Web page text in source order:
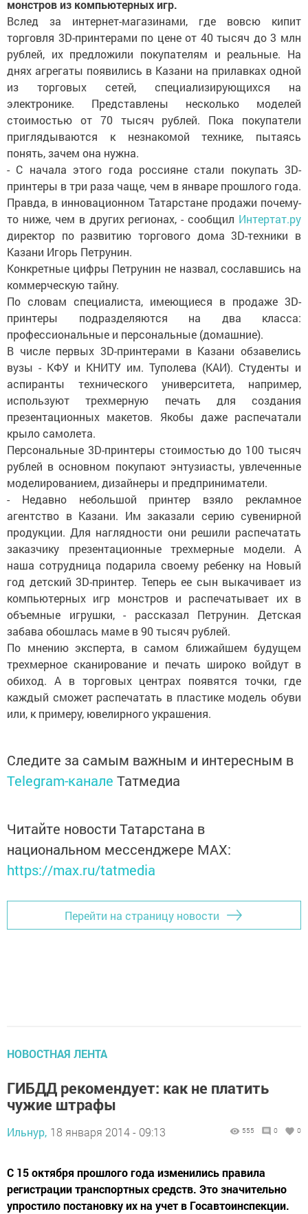
монстров из компьютерных игр.
Вслед за интернет-магазинами, где вовсю кипит
торговля 3D-принтерами по цене от 40 тысяч до 3 млн
рублей, их предложили покупателям и реальные. На
днях агрегаты появились в Казани на прилавках одной
из торговых сетей, специализирующихся на
электронике. Представлены несколько моделей
стоимостью от 70 тысяч рублей. Пока покупатели
приглядываются к незнакомой технике, пытаясь
понять, зачем она нужна.
- С начала этого года россияне стали покупать 3D-
принтеры в три раза чаще, чем в январе прошлого года.
Правда, в инновационном Татарстане продажи почему-
то ниже, чем в других регионах, - сообщил Интертат.ру
директор по развитию торгового дома 3D-техники в
Казани Игорь Петрунин.
Конкретные цифры Петрунин не назвал, сославшись на
коммерческую тайну.
По словам специалиста, имеющиеся в продаже 3D-
принтеры подразделяются на два класса:
профессиональные и персональные (домашние).
В числе первых 3D-принтерами в Казани обзавелись
вузы - КФУ и КНИТУ им. Туполева (КАИ). Студенты и
аспиранты технического университета, например,
используют трехмерную печать для создания
презентационных макетов. Якобы даже распечатали
крыло самолета.
Персональные 3D-принтеры стоимостью до 100 тысяч
рублей в основном покупают энтузиасты, увлеченные
моделированием, дизайнеры и предприниматели.
- Недавно небольшой принтер взяло рекламное
агентство в Казани. Им заказали серию сувенирной
продукции. Для наглядности они решили распечатать
заказчику презентационные трехмерные модели. А
наша сотрудница подарила своему ребенку на Новый
год детский 3D-принтер. Теперь ее сын выкачивает из
компьютерных игр монстров и распечатывает их в
объемные игрушки, - рассказал Петрунин. Детская
забава обошлась маме в 90 тысяч рублей.
По мнению эксперта, в самом ближайшем будущем
трехмерное сканирование и печать широко войдут в
обиход. А в торговых центрах появятся точки, где
каждый сможет распечатать в пластике модель обуви
или, к примеру, ювелирного украшения.
Следите за самым важным и интересным в
Telegram-канале Татмедиа
Читайте новости Татарстана в
национальном мессенджере MАХ:
https://max.ru/tatmedia
Перейти на страницу новости
НОВОСТНАЯ ЛЕНТА
ГИБДД рекомендует: как не платить
чужие штрафы
Ильнур, 18 января 2014 - 09:13 555 0 0
С 15 октября прошлого года изменились правила
регистрации транспортных средств. Это значительно
упростило постановку их на учет в Госавтоинспекции.